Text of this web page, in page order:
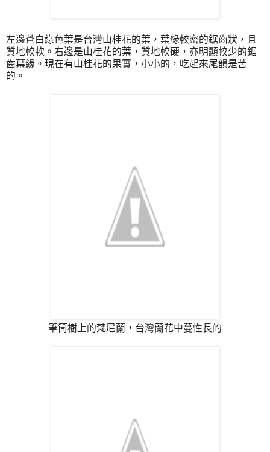
左邊蒼白綠色葉是台灣山桂花的葉，葉緣較密的鋸齒狀，且
質地較軟。右邊是山桂花的葉，質地較硬，亦明顯較少的鋸
齒葉緣。現在有山桂花的果實，小小的，吃起來尾韻是苦
的。
筆筒樹上的梵尼蘭，台灣蘭花中蔓性長的